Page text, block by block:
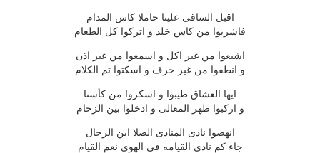
اقبل الساقی علینا حاملا كاس المدام
فاشربوا من كاس خلد و اتركوا كل الطعام
اشبعوا من غیر اكل و اسمعوا من غیر اذن
و انطقوا من غیر حرف و اسكتوا تم الكلام
ایها العشاق طیبوا و اسكروا من كأسنا
و اركبوا ظهر المعالی و ادخلوا بین الزحام
انهضوا نادی المنادی الصلا این الرجال
جاء كم نادی القیامه فی الهوی نعم القیام